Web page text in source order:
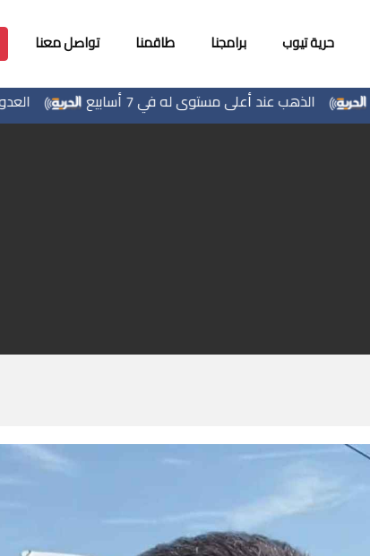
حرية تيوب برامجنا طاقمنا تواصل معنا
العدوان الذهب عند أعلى مستوى له في 7 أسابيع